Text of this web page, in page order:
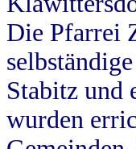
Die Pfarrei
Stabitz und
wurden